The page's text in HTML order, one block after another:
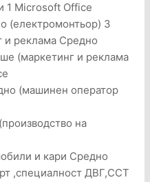
1 Microsoft Office
(електромонтьор) 3
и реклама Средно
(маркетинг и реклама
(машинен оператор
на
и кари Средно
,специалност ДВГ,ССТ